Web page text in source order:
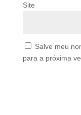
Site
Salve meu
para a próxima